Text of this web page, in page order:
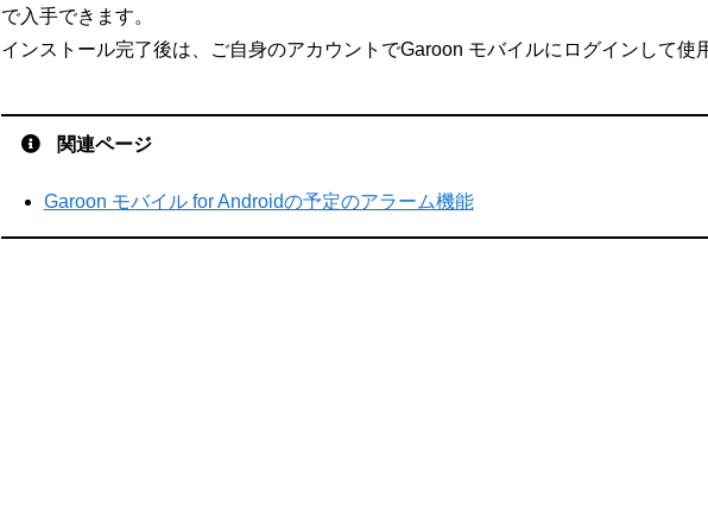
で入手できます。
インストール完了後は、ご自身のアカウントでGaroon モバイルにログインして使
関連ページ
Garoon モバイル for Androidの予定のアラーム機能